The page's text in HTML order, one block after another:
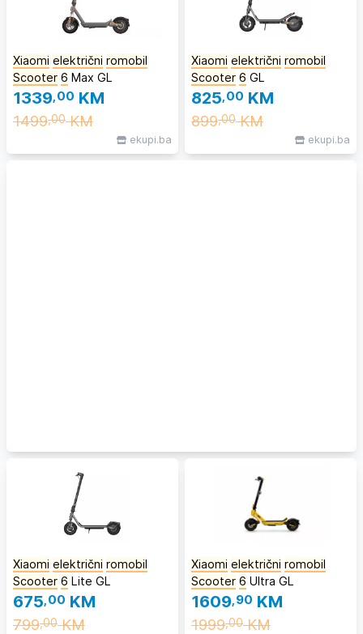
Xiaomi električni romobil
Scooter 6 Max GL
1339,00 KM
1499,00KM
ekupi.ba
Xiaomi električni romobil
Scooter 6 GL
825,00 KM
899,00KM
ekupi.ba
Xiaomi električni romobil
Scooter 6 Lite GL
675,00 KM
799,00KM
Xiaomi električni romobil
Scooter 6 Ultra GL
1609,90 KM
1999,00KM